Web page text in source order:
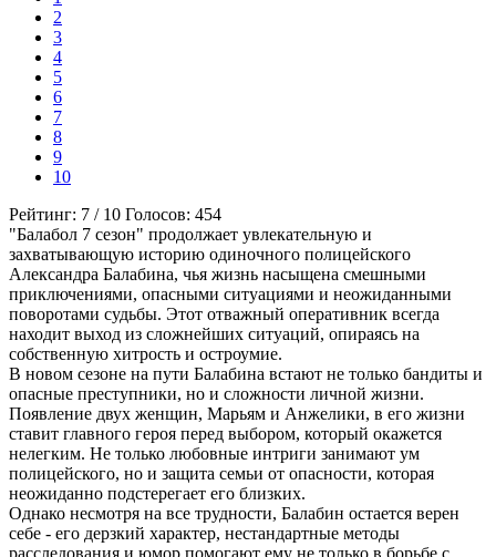
2
3
4
5
6
7
8
9
10
Рейтинг: 7 / 10 Голосов: 454
"Балабол 7 сезон" продолжает увлекательную и
захватывающую историю одиночного полицейского
Александра Балабина, чья жизнь насыщена смешными
приключениями, опасными ситуациями и неожиданными
поворотами судьбы. Этот отважный оперативник всегда
находит выход из сложнейших ситуаций, опираясь на
собственную хитрость и остроумие.
В новом сезоне на пути Балабина встают не только бандиты и
опасные преступники, но и сложности личной жизни.
Появление двух женщин, Марьям и Анжелики, в его жизни
ставит главного героя перед выбором, который окажется
нелегким. Не только любовные интриги занимают ум
полицейского, но и защита семьи от опасности, которая
неожиданно подстерегает его близких.
Однако несмотря на все трудности, Балабин остается верен
себе - его дерзкий характер, нестандартные методы